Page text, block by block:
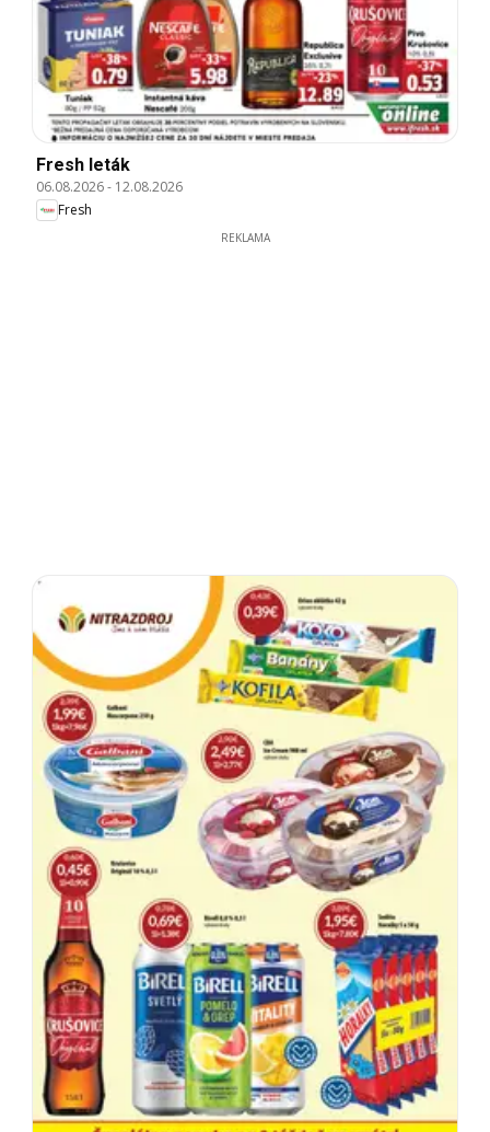
Fresh leták
06.08.2026- 12.08.2026
Fresh
REKLAMA